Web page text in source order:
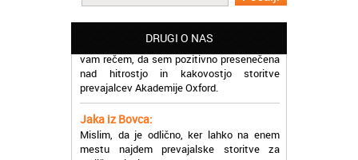
DRUGI O NAS
Potrebovala sem prevajanje iz
madžarskega v slovenski jezik in lahko
vam rečem, da sem pozitivno presenečena
prevajalcev Akademije Oxford.
Jaka iz Bovca:
mestu najdem prevajalske storitve za
različne jezike, tako da se ne morem
sprehajati od prevajalca do prevajalca.